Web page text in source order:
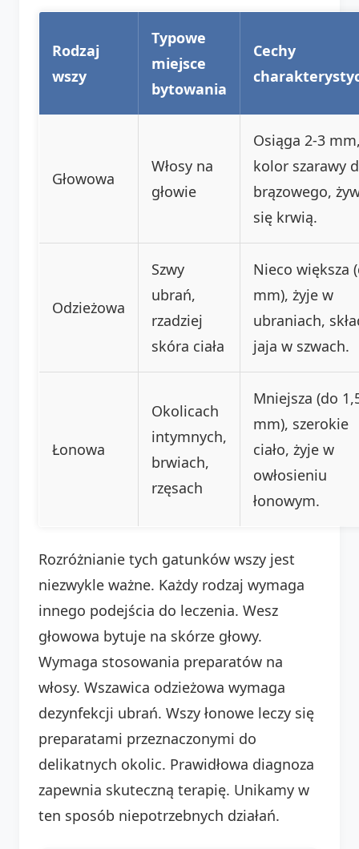
Rodzaj
wszy
Typowe
miejsce
bytowania
Cechy
Głowowa
Włosy na
głowie
Osiąga 2-3
kolor szarawy
brązowego,
się krwią.
Odzieżowa
Szwy
ubrań,
rzadziej
skóra ciała
Nieco większa
mm), żyje w
ubraniach,
jaja w szwach.
Łonowa
Okolicach
intymnych,
brwiach,
rzęsach
Mniejsza (do
mm), szerokie
ciało, żyje w
owłosieniu
łonowym.
Rozróżnianie tych gatunków wszy jest
niezwykle ważne. Każdy rodzaj wymaga
innego podejścia do leczenia. Wesz
głowowa bytuje na skórze głowy.
Wymaga stosowania preparatów na
włosy. Wszawica odzieżowa wymaga
dezynfekcji ubrań. Wszy łonowe leczy się
preparatami przeznaczonymi do
delikatnych okolic. Prawidłowa diagnoza
zapewnia skuteczną terapię. Unikamy w
ten sposób niepotrzebnych działań.